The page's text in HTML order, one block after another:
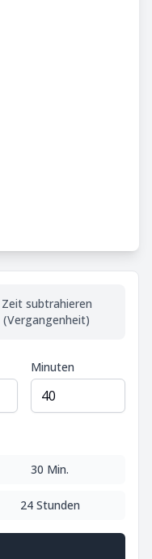
Zeit subtrahieren
(Vergangenheit)
Minuten
30 Min.
24 Stunden